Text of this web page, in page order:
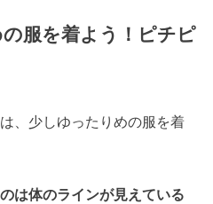
服を着よう！ピチピ
、少しゆったりめの服を着
は体のラインが見えている